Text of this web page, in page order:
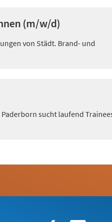
(m/w/d)
von Städt. Brand- und
sucht laufend